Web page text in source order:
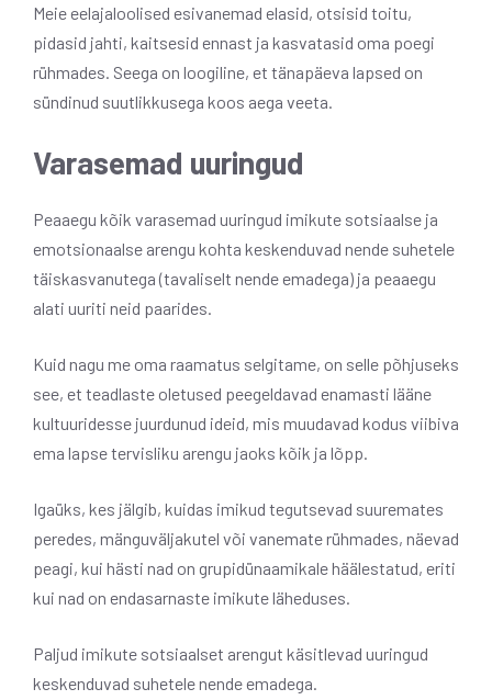
Meie eelajaloolised esivanemad elasid, otsisid toitu,
pidasid jahti, kaitsesid ennast ja kasvatasid oma poegi
rühmades. Seega on loogiline, et tänapäeva lapsed on
sündinud suutlikkusega koos aega veeta.
Varasemad uuringud
Peaaegu kõik varasemad uuringud imikute sotsiaalse ja
emotsionaalse arengu kohta keskenduvad nende suhetele
täiskasvanutega (tavaliselt nende emadega) ja peaaegu
alati uuriti neid paarides.
Kuid nagu me oma raamatus selgitame, on selle põhjuseks
see, et teadlaste oletused peegeldavad enamasti lääne
kultuuridesse juurdunud ideid, mis muudavad kodus viibiva
ema lapse tervisliku arengu jaoks kõik ja lõpp.
Igaüks, kes jälgib, kuidas imikud tegutsevad suuremates
peredes, mänguväljakutel või vanemate rühmades, näevad
peagi, kui hästi nad on grupidünaamikale häälestatud, eriti
kui nad on endasarnaste imikute läheduses.
Paljud imikute sotsiaalset arengut käsitlevad uuringud
keskenduvad suhetele nende emadega.